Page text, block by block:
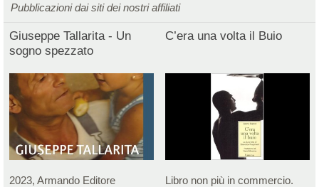
Pubblicazioni dai siti dei nostri affiliati
Giuseppe Tallarita - Un
sogno spezzato
2023, Armando Editore
C’era una volta il Buio
Libro non più in commercio.